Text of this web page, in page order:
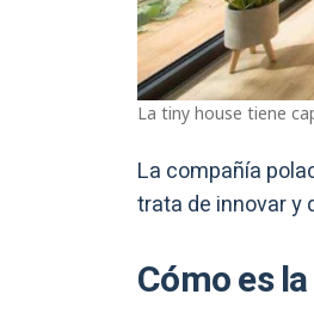
La tiny house tiene
La compañía
trata de innovar y
Cómo es